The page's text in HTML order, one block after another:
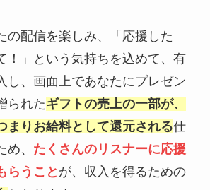
の配信を楽しみ、「応援した
！」という気持ちを込めて、有
し、画面上であなたにプレゼン
られたギフトの売上の一部が、
まりお給料として還元される仕
、 たくさんのリスナーに応援
らうこと が、収入を得るための